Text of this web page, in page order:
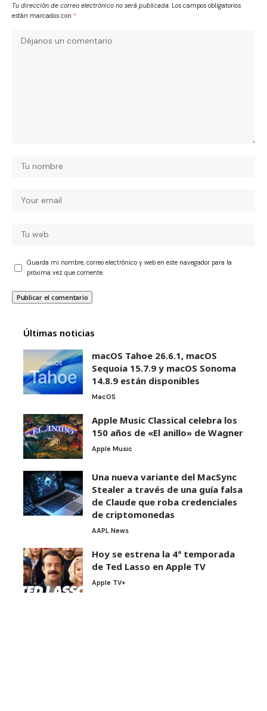
Tu dirección de correo electrónico no será publicada. Los campos obligatorios
están marcados con *
Guarda mi nombre, correo electrónico y web en este navegador para la
próxima vez que comente.
Últimas noticias
macOS Tahoe 26.6.1, macOS
Sequoia 15.7.9 y macOS Sonoma
14.8.9 están disponibles
MacOS
Apple Music Classical celebra los
150 años de «El anillo» de Wagner
Apple Music
Una nueva variante del MacSync
Stealer a través de una guía falsa
de Claude que roba credenciales
de criptomonedas
AAPL News
Hoy se estrena la 4ª temporada
de Ted Lasso en Apple TV
Apple TV+